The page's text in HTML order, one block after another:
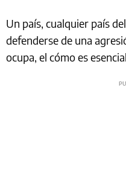
Un país, cualquier país
defenderse de una
ocupa, el cómo es